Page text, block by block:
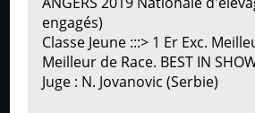
engagés)
Classe Jeune :::> 1 Er Exc.
Meilleur de Race. BEST IN
Juge : N. Jovanovic (Serbie)